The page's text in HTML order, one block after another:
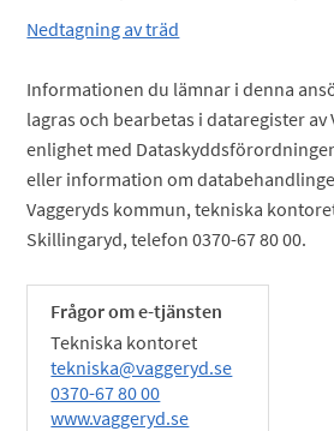
Nedtagning av träd
Informationen du lämnar i denna
lagras och bearbetas i dataregister av
enlighet med
eller information om
Vaggeryds kommun, tekniska
Skillingaryd, telefon 0370-67 80 00.
Frågor om e-tjänsten
Tekniska kontoret
tekniska@vaggeryd.se
0370-67 80 00
www.vaggeryd.se